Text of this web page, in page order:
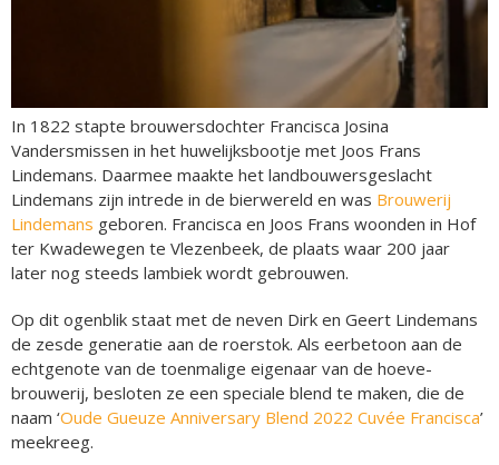
In 1822 stapte brouwersdochter Francisca Josina
Vandersmissen in het huwelijksbootje met Joos Frans
Lindemans. Daarmee maakte het landbouwersgeslacht
Lindemans zijn intrede in de bierwereld en was Brouwerij
Lindemans geboren. Francisca en Joos Frans woonden in Hof
ter Kwadewegen te Vlezenbeek, de plaats waar 200 jaar
later nog steeds lambiek wordt gebrouwen.
Op dit ogenblik staat met de neven Dirk en Geert Lindemans
de zesde generatie aan de roerstok. Als eerbetoon aan de
echtgenote van de toenmalige eigenaar van de hoeve-
brouwerij, besloten ze een speciale blend te maken, die de
naam ‘Oude Gueuze Anniversary Blend 2022 Cuvée Francisca’
meekreeg.